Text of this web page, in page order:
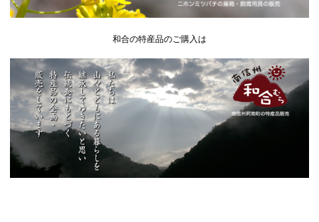
和合の特産品のご購入は